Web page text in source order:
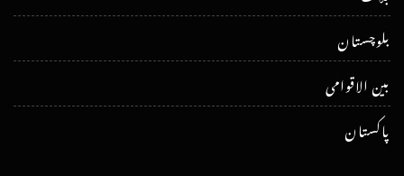
بلوچستان
بین الاقوامی
پاکستان